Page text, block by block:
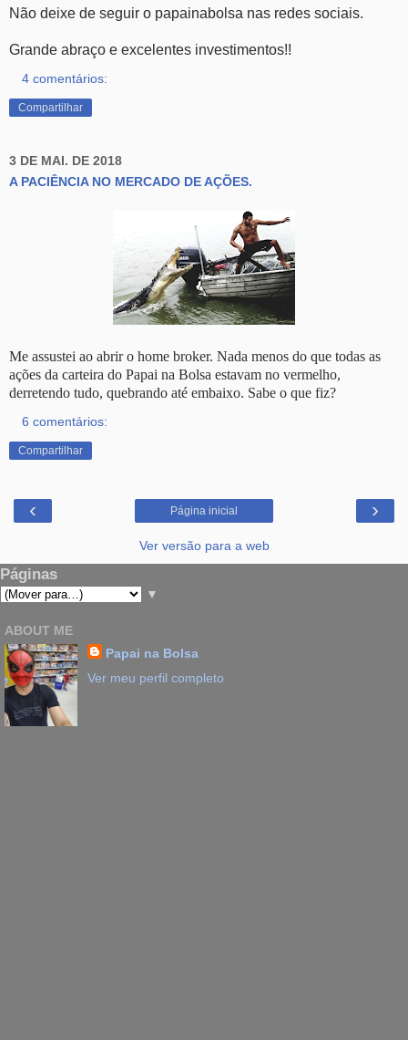
Não deixe de seguir o papainabolsa nas redes sociais.
Grande abraço e excelentes investimentos!!
4 comentários:
Compartilhar
3 DE MAI. DE 2018
A PACIÊNCIA NO MERCADO DE AÇÕES.
Me assustei ao abrir o home broker. Nada menos do que todas as
ações da carteira do Papai na Bolsa estavam no vermelho,
derretendo tudo, quebrando até embaixo. Sabe o que fiz?
6 comentários:
Compartilhar
‹ ›
Página inicial
Ver versão para a web
Páginas
▼
ABOUT ME
Papai na Bolsa
Ver meu perfil completo